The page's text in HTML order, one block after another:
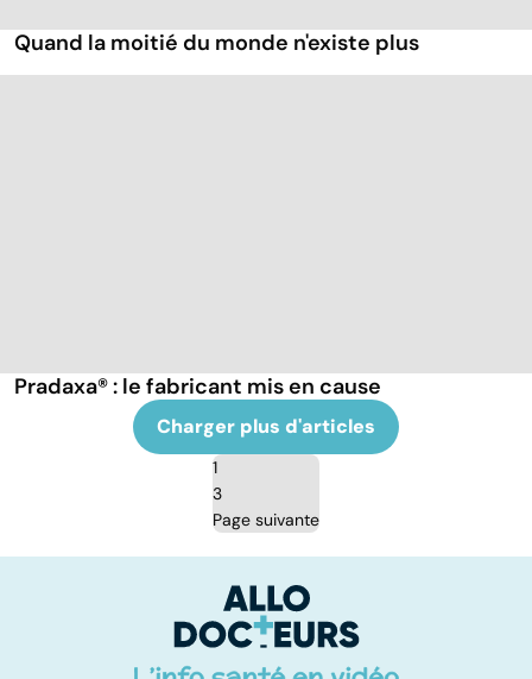
Quand la moitié du monde n'existe plus
Pradaxa® : le fabricant mis en cause
Charger plus d'articles
1
3
Page suivante